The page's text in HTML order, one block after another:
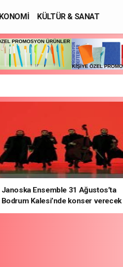
KÜLTÜR & SANAT
Janoska Ensemble 31 Ağustos’ta
Bodrum Kalesi’nde konser verecek